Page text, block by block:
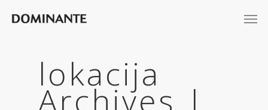
lokacija
Archives |